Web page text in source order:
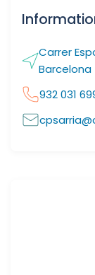
Carrer
Barcelona
932 031